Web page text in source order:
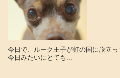
今日で、ルーク王子が虹の国に旅立っ
今日みたいにとても...